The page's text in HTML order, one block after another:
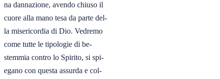
na dannazione, avendo chiuso il
cuore alla mano tesa da parte del-
la misericordia di Dio. Vedremo
come tutte le tipologie di be-
stemmia contro lo Spirito, si spi-
egano con questa assurda e col-